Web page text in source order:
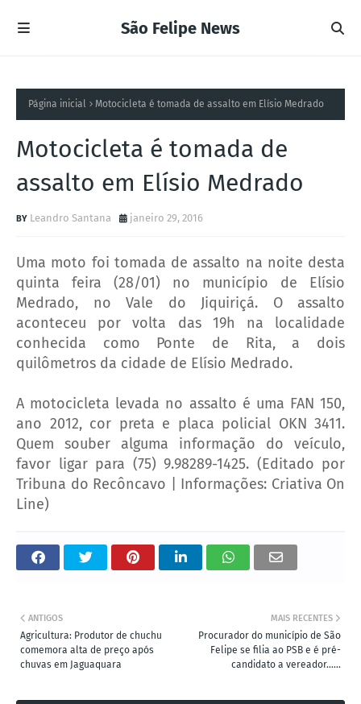
São Felipe News
Página inicial Motocicleta é tomada de assalto em Elísio Medrado
Motocicleta é tomada de
assalto em Elísio Medrado
Leandro Santana janeiro 29, 2016
Uma moto foi tomada de assalto na noite desta
quinta feira (28/01) no município de Elísio
Medrado, no Vale do Jiquiriçá. O assalto
aconteceu por volta das 19h na localidade
conhecida como Ponte de Rita, a dois
quilômetros da cidade de Elísio Medrado.
A motocicleta levada no assalto é uma FAN 150,
ano 2012, cor preta e placa policial OKN 3411.
Quem souber alguma informação do veículo,
favor ligar para (75) 9.98289-1425. (Editado por
Tribuna do Recôncavo | Informações: Criativa On
Line)
MAIS RECENTES
Procurador do município de São
Felipe se filia ao PSB e é pré-
candidato a vereador......
ANTIGOS
Agricultura: Produtor de chuchu
comemora alta de preço após
chuvas em Jaguaquara